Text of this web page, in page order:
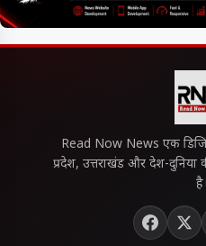
Read Now News एक
प्रदेश, उत्तराखंड और देश-
है।